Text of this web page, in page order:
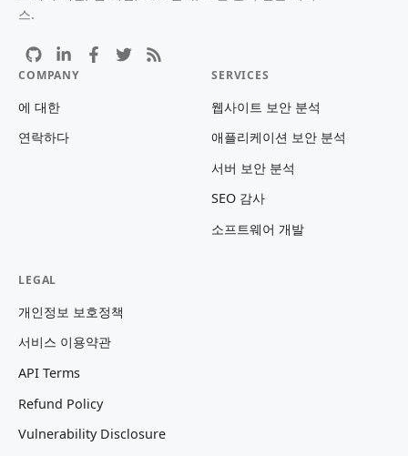
스.
COMPANY
에 대한
연락하다
SERVICES
웹사이트 보안 분석
애플리케이션 보안 분석
서버 보안 분석
SEO 감사
소프트웨어 개발
LEGAL
개인정보 보호정책
서비스 이용약관
API Terms
Refund Policy
Vulnerability Disclosure